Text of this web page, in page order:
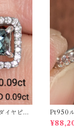
イヤピア
Pt950
ンド